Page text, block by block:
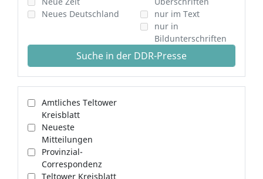
Neues Deutschland
nur im Text
nur in
Bildunterschriften
Suche in der DDR-Presse
Amtliches Teltower
Kreisblatt
Neueste
Mitteilungen
Provinzial-
Correspondenz
Teltower Kreisblatt